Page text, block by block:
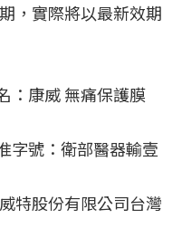
，實際將以最新效期
：康威 無痛保護膜
字號：衛部醫器輸壹
特股份有限公司台灣